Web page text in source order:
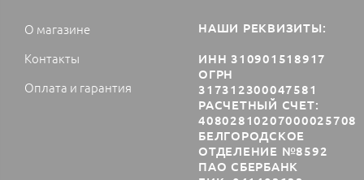
О магазине
Контакты
Оплата и гарантия
НАШИ РЕКВИЗИТЫ:
ИНН 310901518917
ОГРН
317312300047581
РАСЧЕТНЫЙ СЧЕТ:
40802810207000025708
БЕЛГОРОДСКОЕ
ОТДЕЛЕНИЕ №8592
ПАО СБЕРБАНК